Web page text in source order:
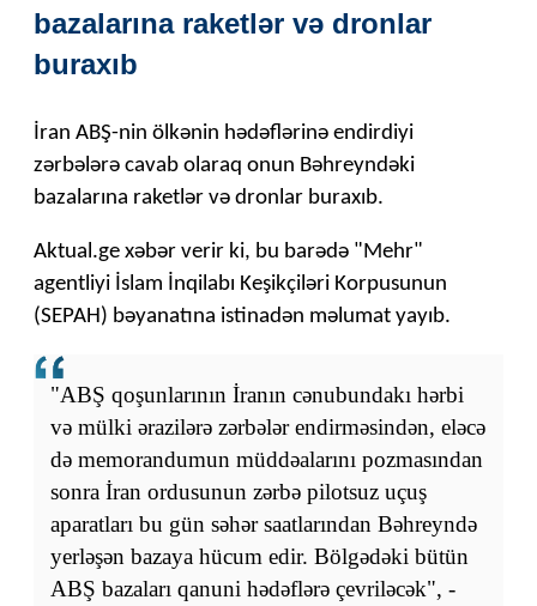
bazalarına raketlər və dronlar
buraxıb
İran ABŞ-nin ölkənin hədəflərinə endirdiyi
zərbələrə cavab olaraq onun Bəhreyndəki
bazalarına raketlər və dronlar buraxıb.
Aktual.ge xəbər verir ki, bu barədə "Mehr"
agentliyi İslam İnqilabı Keşikçiləri Korpusunun
(SEPAH) bəyanatına istinadən məlumat yayıb.
"ABŞ qoşunlarının İranın cənubundakı hərbi
və mülki ərazilərə zərbələr endirməsindən, eləcə
də memorandumun müddəalarını pozmasından
sonra İran ordusunun zərbə pilotsuz uçuş
aparatları bu gün səhər saatlarından Bəhreyndə
yerləşən bazaya hücum edir. Bölgədəki bütün
ABŞ bazaları qanuni hədəflərə çevriləcək", -